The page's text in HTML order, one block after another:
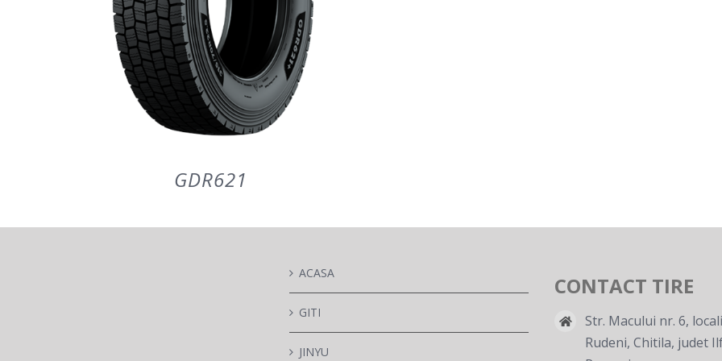
GDR621
ACASA
GITI
JINYU
CONTACT TIRE
Str. Macului nr. 6,
Rudeni, Chitila, judet